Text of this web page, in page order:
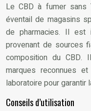
Le CBD à fumer sans
éventail de magasins
de pharmacies. Il est
provenant de sources
composition du
marques reconnues
laboratoire pour garantir
Conseils d’utilisation